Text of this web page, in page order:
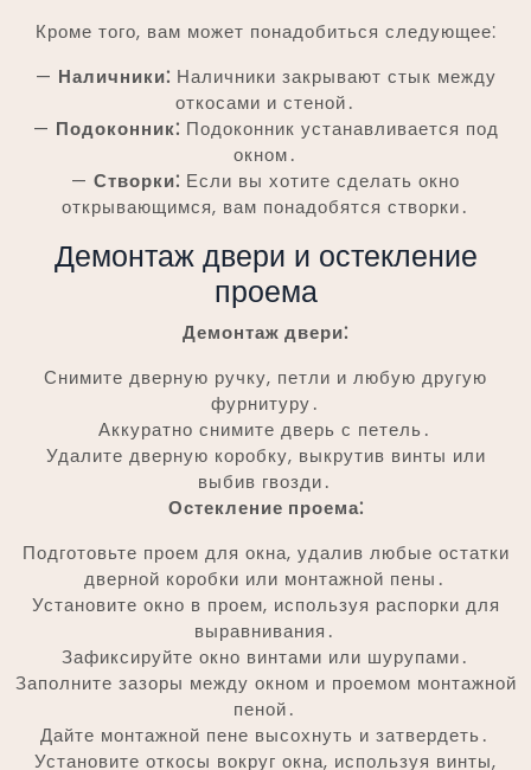
Кроме того, вам может понадобиться следующее⁚
— Наличники⁚ Наличники закрывают стык между
откосами и стеной․
— Подоконник⁚ Подоконник устанавливается под
окном․
— Створки⁚ Если вы хотите сделать окно
открывающимся, вам понадобятся створки․
Демонтаж двери и остекление
проема
Демонтаж двери⁚
Снимите дверную ручку, петли и любую другую
фурнитуру․
Аккуратно снимите дверь с петель․
Удалите дверную коробку, выкрутив винты или
выбив гвозди․
Остекление проема⁚
Подготовьте проем для окна, удалив любые остатки
дверной коробки или монтажной пены․
Установите окно в проем, используя распорки для
выравнивания․
Зафиксируйте окно винтами или шурупами․
Заполните зазоры между окном и проемом монтажной
пеной․
Дайте монтажной пене высохнуть и затвердеть․
Установите откосы вокруг окна, используя винты,